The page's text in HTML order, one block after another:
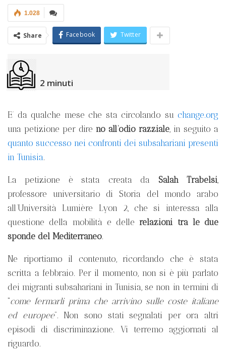
1.028
Share Facebook Twitter
2 minuti
E’ da qualche mese che sta circolando su change.org
una petizione per dire no all’odio razziale , in seguito a
quanto successo nei confronti dei subsahariani presenti
in Tunisia.
La petizione è stata creata da Salah Trabelsi
professore universitario di Storia del mondo arabo
all’Università Lumière Lyon 2, che si interessa alla
questione della mobilità e dellerelazioni tra le due
sponde del Mediterraneo.
Ne riportiamo il contenuto, ricordando che è stata
scritta a febbraio. Per il momento, non si è più parlato
dei migranti subsahariani in Tunisia, se non in termini di
“come fermarli prima che arrivino sulle coste italiane
ed europee”. Non sono stati segnalati per ora altri
episodi di discriminazione. Vi terremo aggiornati al
riguardo.